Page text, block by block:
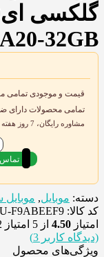
A20-32GB
قیمت و موجودی تمامی
تمامی محصولات دارای
مشاوره رایگان، 7 روز هفته 24 ساعته پاسخگوی شما هستیم
(0921 541 0475) تماس
دسته: موبایل,
کد کالا: SKU-F9ABEEF9
امتیاز 4.50 از 5 امتیاز
(دیدگاه کاربر 3
)
ویژگی‌های محصول